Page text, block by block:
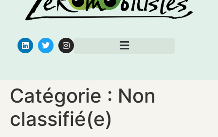
Catégorie : Non
classifié(e)